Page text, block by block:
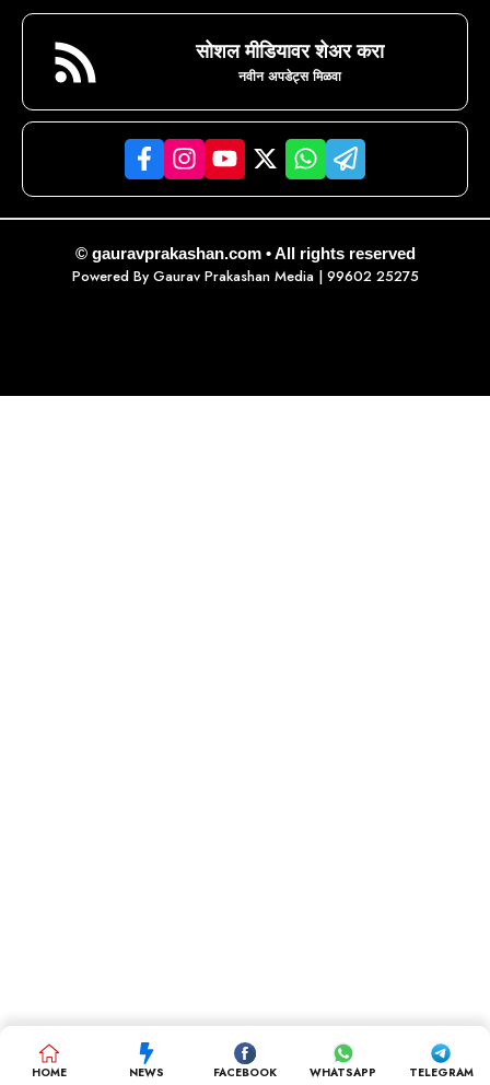
सोशल मीडियावर शेअर करा
नवीन अपडेट्स मिळवा
© gauravprakashan.com • All rights reserved
Powered By Gaurav Prakashan Media| 99602 25275
HOME NEWS FACEBOOK WHATSAPP TELEGRAM